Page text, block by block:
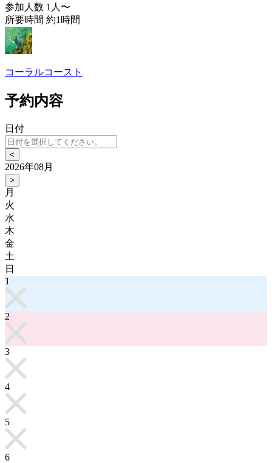
参加人数 1人〜
所要時間 約1時間
コーラルコースト
予約内容
日付
<
2026年08月
>
月
火
水
木
金
土
日
1
2
3
4
5
6